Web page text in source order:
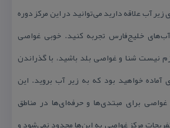
آب علاقه دارید می‌توانید در این مركز دوره
خلیج‌فارس تجربه‌ كنید. خوبی غواصی
نیست شنا و غواصی بلد باشید، با گذراندن
۱۵ دقیقه‌ای آماده خواهید بود كه به زیر آب بروید. این
برای مبتدی‌ها و حرفه‌ای‌ها در مناطق
مركز غواصی به این‌ها محدود نمی‌شود و